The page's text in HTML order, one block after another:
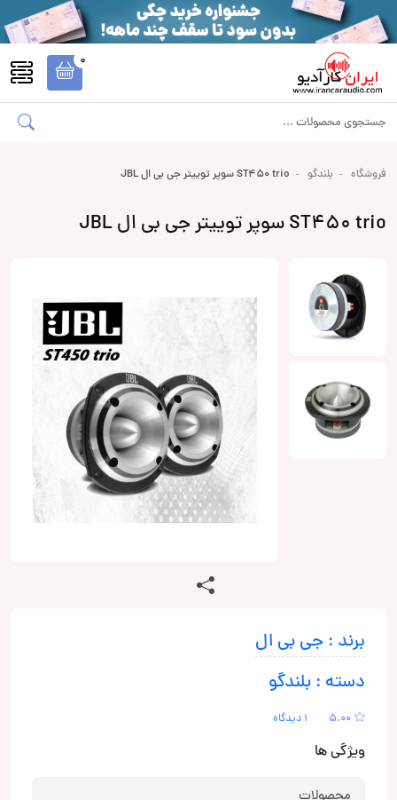
0
فروشگاه بلندگو ST450 trio سوپر توییتر جی بی ال JBL
ST450 trio سوپر توییتر جی بی ال JBL
برند : جی بی ال
دسته : بلندگو
5.00 1 دیدگاه
ویژگی ها